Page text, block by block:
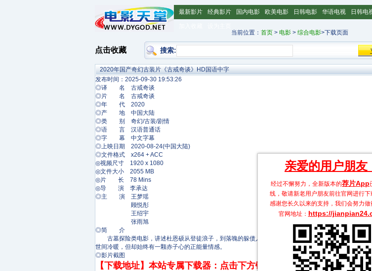
最新影片 经典影片 国内电影 欧美电影 日韩电影 华语电视 日韩电
当前位置： 首页 > 电影 > 综合电影>下载页面
点击收藏 搜索:
亲爱的用户朋友
经过不懈努力，全新版本的荐片App
线，敬请新老用户朋友前往官网进行下
感谢您长久以来的支持，我们会努力做
官网地址： https://
2020年国产奇幻古装片《古戒奇谈》HD国语中字
发布时间：2025-09-30 19:53:26
◎译 名 古戒奇谈
◎片 名 古戒奇谈
◎年 代 2020
◎产 地 中国大陆
◎类 别 奇幻/古装/剧情
◎语 言 汉语普通话
◎字 幕 中文字幕
◎上映日期 2020-08-24(中国大陆)
◎文件格式 x264 + ACC
◎视频尺寸 1920 x 1080
◎文件大小 2055 MB
◎片 长 78 Mins
◎导 演 李承达
◎主 演 王梦瑶
顾悦彤
王绍宇
张雨旭
◎简 介
古墓探险类电影，讲述杜恩硕从登徒浪子，到落魄的躲债人，到成为中华武术大师传人，保护国家宝
世间冷暖，但却始终有一颗赤子心的正能量情感。
◎影片截图
【下载地址】本站专属下载器：点击下方链接 即可享受高速下载和在